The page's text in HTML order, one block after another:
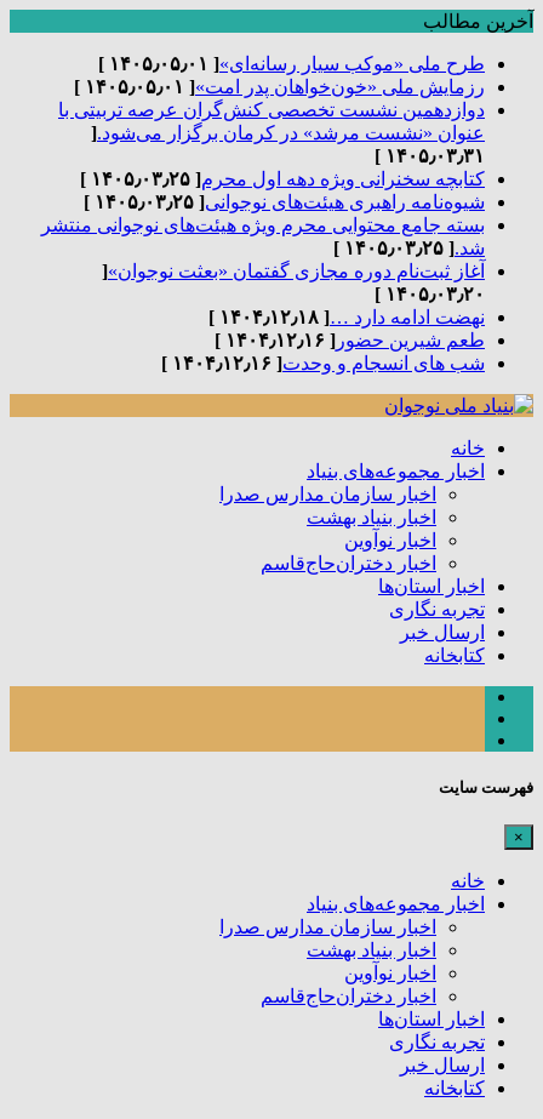
آخرین مطالب
طرح ملی «موکب سیار رسانه‌ای»[ ۱۴۰۵٫۰۵٫۰۱ ]
رزمایش ملی «خون‌خواهان پدر امت»[ ۱۴۰۵٫۰۵٫۰۱ ]
دوازدهمین نشست تخصصی کنش‌گران عرصه تربیتی با
عنوان «نشست مرشد» در کرمان برگزار می‌شود.[
۱۴۰۵٫۰۳٫۳۱ ]
کتابچه سخنرانی ویژه دهه اول محرم[ ۱۴۰۵٫۰۳٫۲۵ ]
شیوه‌نامه راهبری هیئت‌های نوجوانی[ ۱۴۰۵٫۰۳٫۲۵ ]
بسته جامع محتوایی محرم ویژه هیئت‌های نوجوانی منتشر
شد.[ ۱۴۰۵٫۰۳٫۲۵ ]
آغاز ثبت‌نام دوره مجازی گفتمان «بعثت نوجوان»[
۱۴۰۵٫۰۳٫۲۰ ]
نهضت ادامه دارد …[ ۱۴۰۴٫۱۲٫۱۸ ]
طعم شیرین حضور [ ۱۴۰۴٫۱۲٫۱۶ ]
شب های انسجام و وحدت[ ۱۴۰۴٫۱۲٫۱۶ ]
خانه
اخبار مجموعه‌های بنیاد
اخبار سازمان مدارس صدرا
اخبار بنیاد بهشت
اخبار نوآوین
اخبار دختران‌حاج‌قاسم
اخبار استان‌ها
تجربه نگاری
ارسال خبر
کتابخانه
فهرست سایت
×
خانه
اخبار مجموعه‌های بنیاد
اخبار سازمان مدارس صدرا
اخبار بنیاد بهشت
اخبار نوآوین
اخبار دختران‌حاج‌قاسم
اخبار استان‌ها
تجربه نگاری
ارسال خبر
کتابخانه